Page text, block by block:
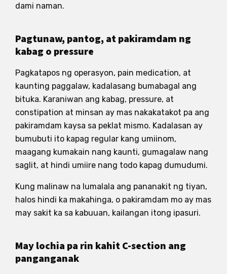
dami naman.
Pagtunaw, pantog, at pakiramdam ng
kabag o pressure
Pagkatapos ng operasyon, pain medication, at
kaunting paggalaw, kadalasang bumabagal ang
bituka. Karaniwan ang kabag, pressure, at
constipation at minsan ay mas nakakatakot pa ang
pakiramdam kaysa sa peklat mismo. Kadalasan ay
bumubuti ito kapag regular kang umiinom,
maagang kumakain nang kaunti, gumagalaw nang
saglit, at hindi umiire nang todo kapag dumudumi.
Kung malinaw na lumalala ang pananakit ng tiyan,
halos hindi ka makahinga, o pakiramdam mo ay mas
may sakit ka sa kabuuan, kailangan itong ipasuri.
May lochia pa rin kahit C-section ang
panganganak